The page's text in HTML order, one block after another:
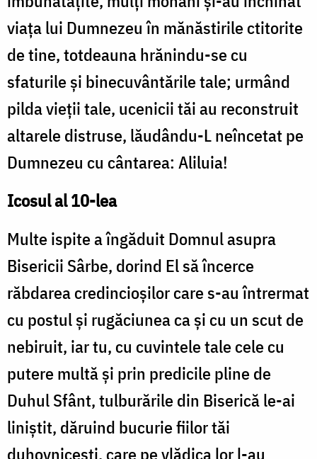
viaţa lui Dumnezeu în mănăstirile ctitorite
de tine, totdeauna hrănindu-se cu
sfaturile şi binecuvântările tale; urmând
pilda vieţii tale, ucenicii tăi au reconstruit
altarele distruse, lăudându-L neîncetat pe
Dumnezeu cu cântarea: Aliluia!
Icosul al 10-lea
Multe ispite a îngăduit Domnul asupra
Bisericii Sârbe, dorind El să încerce
răbdarea credincioşilor care s-au întrermat
cu postul şi rugăciunea ca şi cu un scut de
nebiruit, iar tu, cu cuvintele tale cele cu
putere multă şi prin predicile pline de
Duhul Sfânt, tulburările din Biserică le-ai
liniştit, dăruind bucurie fiilor tăi
duhovniceşti, care pe vlădica lor l-au